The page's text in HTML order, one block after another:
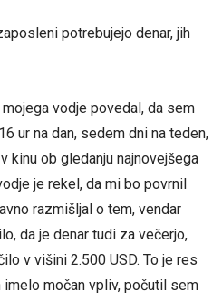
potrebujejo denar, jih
vodje povedal, da sem
ur na dan, sedem dni na teden,
kinu ob gledanju najnovejšega
je rekel, da mi bo povrnil
razmišljal o tem, vendar
da je denar tudi za večerjo,
v višini 2.500 USD. To je res
močan vpliv, počutil sem